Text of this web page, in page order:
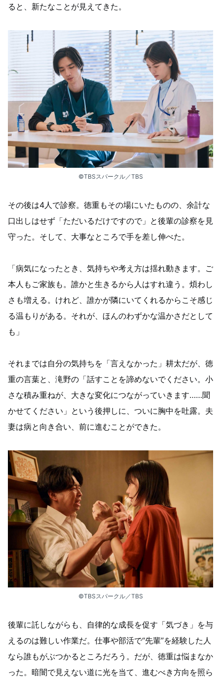
ると、新たなことが見えてきた。
©︎TBSスパークル／TBS
その後は4人で診察。徳重もその場にいたものの、余計な
口出しはせず「ただいるだけですので」と後輩の診察を見
守った。そして、大事なところで手を差し伸べた。
「病気になったとき、気持ちや考え方は揺れ動きます。ご
本人もご家族も。誰かと生きるから人はすれ違う。煩わし
さも増える。けれど、誰かが隣にいてくれるからこそ感じ
る温もりがある。それが、ほんのわずかな温かさだとして
も」
それまでは自分の気持ちを「言えなかった」耕太だが、徳
重の言葉と、滝野の「話すことを諦めないでください。小
さな積み重ねが、大きな変化につながっていきます……聞
かせてください」という後押しに、ついに胸中を吐露。夫
妻は病と向き合い、前に進むことができた。
©︎TBSスパークル／TBS
後輩に託しながらも、自律的な成長を促す「気づき」を与
えるのは難しい作業だ。仕事や部活で“先輩”を経験した人
なら誰もがぶつかるところだろう。だが、徳重は悩まなか
った。暗闇で見えない道に光を当て、進むべき方向を照ら